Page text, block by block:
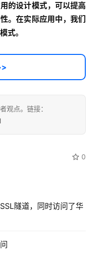
的设计模式，可以提高
。在实际应用中，我们
式。
观点。链接：
0
隧道，同时访问了华